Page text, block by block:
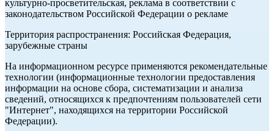
культурно-просветительская, реклама в соответствии с
законодательством Российской Федерации о рекламе
Территория распространения: Российская Федерация,
зарубежные страны
На информационном ресурсе применяются рекомендательные
технологии (информационные технологии предоставления
информации на основе сбора, систематизации и анализа
сведений, относящихся к предпочтениям пользователей сети
"Интернет", находящихся на территории Российской
Федерации).